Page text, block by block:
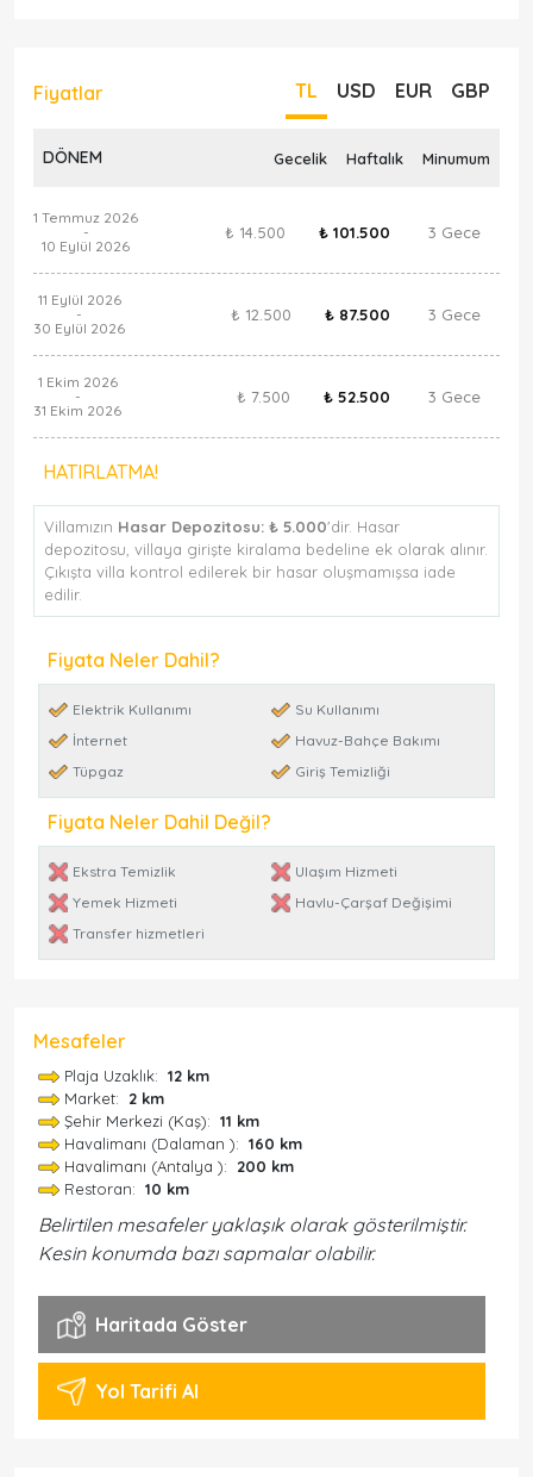
Fiyatlar TL USD EUR GBP
DÖNEM Gecelik Haftalık Minumum
1 Temmuz 2026
-
10 Eylül 2026
₺ 14.500 ₺ 101.500 3 Gece
11 Eylül 2026
-
30 Eylül 2026
₺ 12.500 ₺ 87.500 3 Gece
1 Ekim 2026
-
31 Ekim 2026
₺ 7.500 ₺ 52.500 3 Gece
HATIRLATMA!
Villamızın Hasar Depozitosu: ₺ 5.000'dir. Hasar
depozitosu, villaya girişte kiralama bedeline ek olarak alınır.
Çıkışta villa kontrol edilerek bir hasar oluşmamışsa iade
edilir.
Fiyata Neler Dahil?
Elektrik Kullanımı
Su Kullanımı
İnternet
Havuz-Bahçe Bakımı
Tüpgaz
Giriş Temizliği
Fiyata Neler Dahil Değil?
Ekstra Temizlik
Ulaşım Hizmeti
Yemek Hizmeti
Havlu-Çarşaf Değişimi
Transfer hizmetleri
Mesafeler
Plaja Uzaklık: 12 km
Market: 2 km
Şehir Merkezi (Kaş): 11 km
Havalimanı (Dalaman ): 160 km
Havalimanı (Antalya ): 200 km
Restoran: 10 km
Belirtilen mesafeler yaklaşık olarak gösterilmiştir.
Kesin konumda bazı sapmalar olabilir.
Haritada Göster
Yol Tarifi Al